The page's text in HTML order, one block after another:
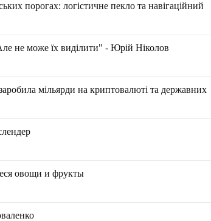
порогах: логістичне пекло та навігаційний
не може їх виділити" - Юрій Ніколов
мільярди на криптовалюті та державних
овощи и фрукты